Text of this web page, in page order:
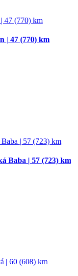
47 (770) km
| 47 (770) km
| 57 (723) km
Baba | 57 (723) km
| 60 (608) km